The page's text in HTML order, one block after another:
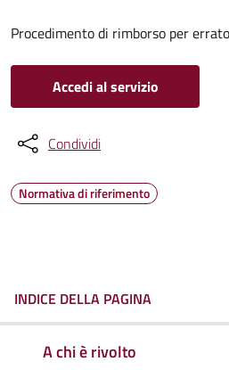
Procedimento di rimborso per
Accedi al servizio
Condividi
Normativa di riferimento
INDICE DELLA PAGINA
A chi è rivolto